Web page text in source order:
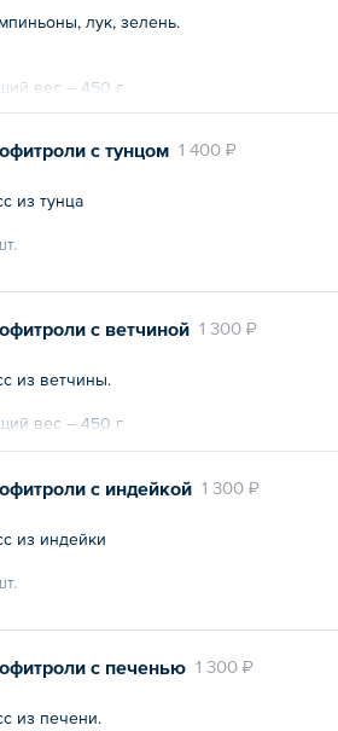
лук, зелень.
вес – 450 г
1 400 ₽
с тунцом
из тунца
вес – 450 г
1 300 ₽
с ветчиной
из ветчины.
вес – 450 г
1 300 ₽
с индейкой
из индейки
вес – 450 г
1 300 ₽
с печенью
из печени.